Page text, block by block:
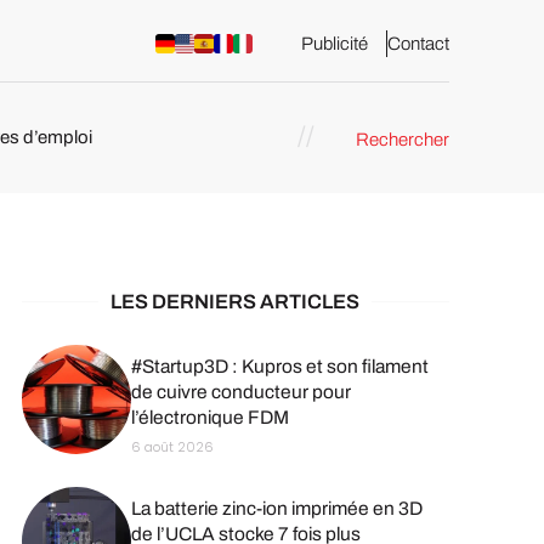
Publicité Contact
d’emploi Rechercher
LES DERNIERS ARTICLES
#Startup3D : Kupros et son filament
de cuivre conducteur pour
l’électronique FDM
6 août 2026
La batterie zinc-ion imprimée en 3D
de l’UCLA stocke 7 fois plus